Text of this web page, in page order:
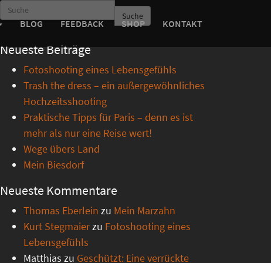
BLOG FEEDBACK SHOP KONTAKT
Suche
Neueste Beiträge
Fotoshooting eines Lebensgefühls
Trash the dress – ein außergewöhnliches
Hochzeitsshooting
Praktische Tipps für Paris – denn es ist
mehr als nur eine Reise wert!
Wege übers Land
Mein Biesdorf
Neueste Kommentare
Thomas Eberlein zu Mein Marzahn
Kurt Stegmaierzu Fotoshooting eines
Lebensgefühls
Matthias zu Geschützt: Eine verrückte